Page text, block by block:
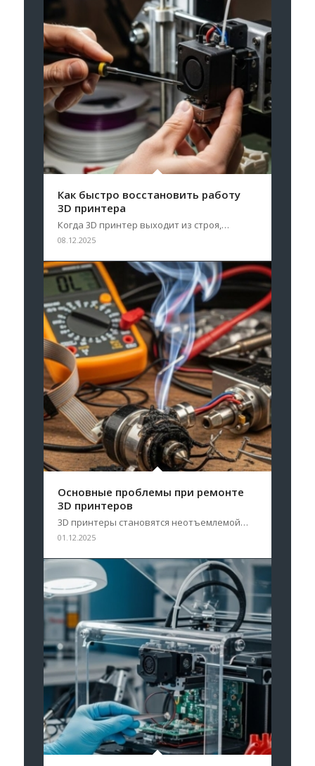
Как быстро восстановить работу
3D принтера
Когда 3D принтер выходит из строя,…
08.12.2025
Основные проблемы при ремонте
3D принтеров
3D принтеры становятся неотъемлемой…
01.12.2025